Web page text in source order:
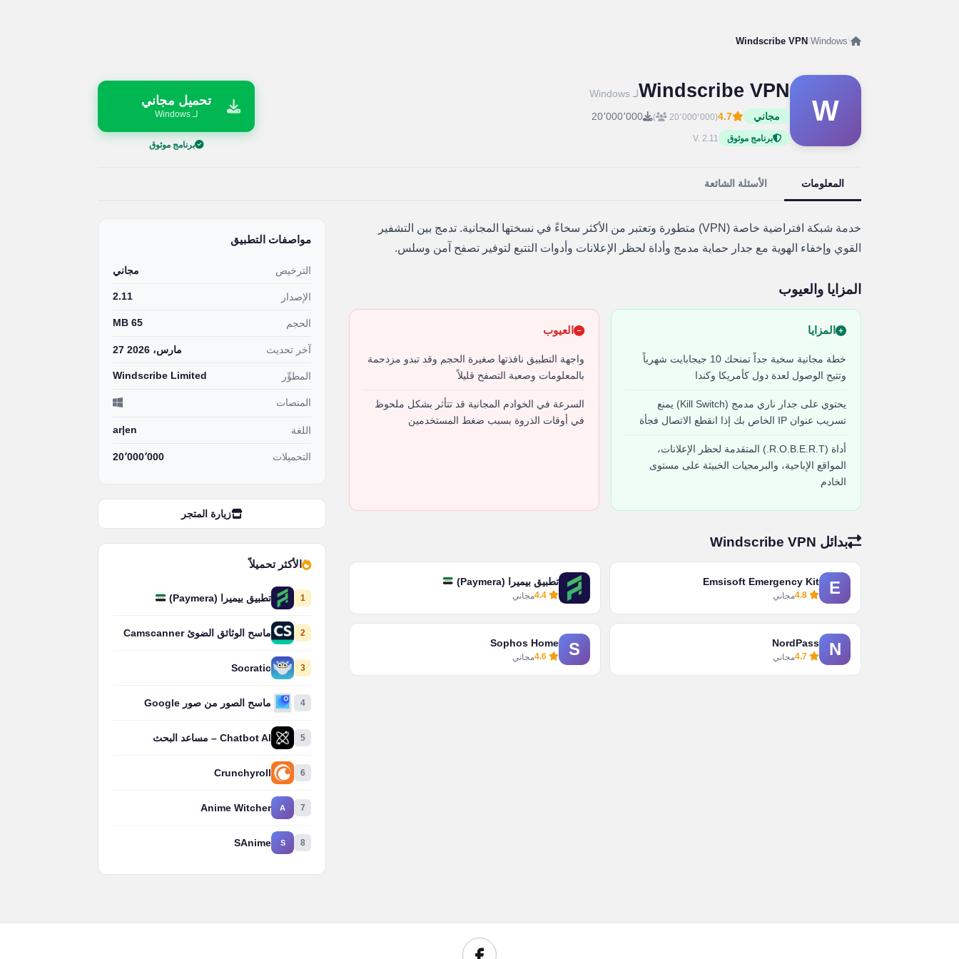
/
Windows
/
Windscribe VPN
W
Windscribe VPNلـ Windows
مجاني
4.7(20٬000٬000 ) 20٬000٬000
برنامج موثوق V. 2.11
تحميل مجاني
لـ Windows
برنامج موثوق
المعلومات الأسئلة الشائعة
خدمة شبكة افتراضية خاصة (VPN) متطورة وتعتبر من الأكثر سخاءً في نسختها المجانية. تدمج بين التشفير
القوي وإخفاء الهوية مع جدار حماية مدمج وأداة لحظر الإعلانات وأدوات التتبع لتوفير تصفح آمن وسلس.
المزايا والعيوب
المزايا
خطة مجانية سخية جداً تمنحك 10 جيجابايت شهرياً
وتتيح الوصول لعدة دول كأمريكا وكندا
يحتوي على جدار ناري مدمج (Kill Switch) يمنع
تسريب عنوان IP الخاص بك إذا انقطع الاتصال فجأة
أداة (R.O.B.E.R.T.) المتقدمة لحظر الإعلانات،
المواقع الإباحية، والبرمجيات الخبيثة على مستوى
الخادم
العيوب
واجهة التطبيق نافذتها صغيرة الحجم وقد تبدو مزدحمة
بالمعلومات وصعبة التصفح قليلاً
السرعة في الخوادم المجانية قد تتأثر بشكل ملحوظ
في أوقات الذروة بسبب ضغط المستخدمين
بدائل Windscribe VPN
E
Emsisoft Emergency Kit
مجاني
تطبيق بيميرا (Paymera)
مجاني
N
NordPass
مجاني S
Sophos Home
مجاني
مواصفات التطبيق
الترخيص مجاني
الإصدار 2.11
الحجم 65 MB
آخر تحديث 27 مارس، 2026
المطوِّر Windscribe Limited
المنصات
اللغة ar|en
التحميلات 20٬000٬000
زيارة المتجر
الأكثر تحميلاً
1 تطبيق بيميرا (Paymera)
2 ماسح الوثائق الضوئ Camscanner
3
Socratic
4 ماسح الصور من صور Google
5 Chatbot AI – مساعد البحث
6
Crunchyroll
7
A
Anime Witcher
8
S
SAnime